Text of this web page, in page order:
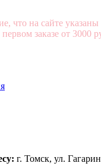
что на сайте
заказе от 3000
г. Томск, ул.